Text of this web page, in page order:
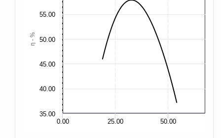
η - %
0.00 25.00 50.00
35.00
40.00
45.00
50.00
55.00